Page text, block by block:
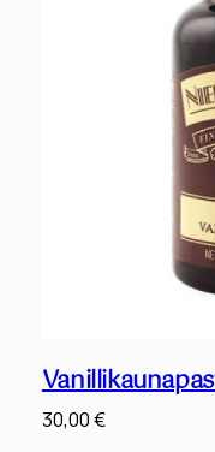
30,00€